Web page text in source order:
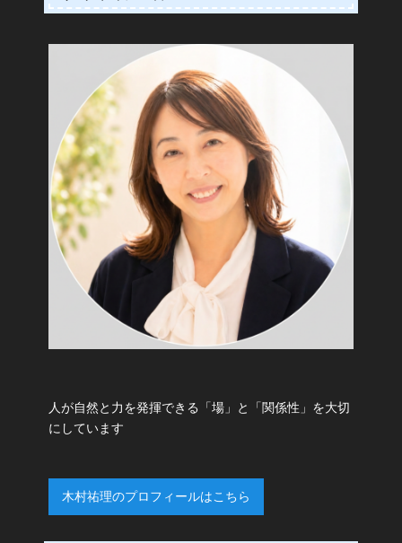
人が自然と力を発揮できる「場」と「関係性」を大切
にしています
木村祐理のプロフィールはこちら